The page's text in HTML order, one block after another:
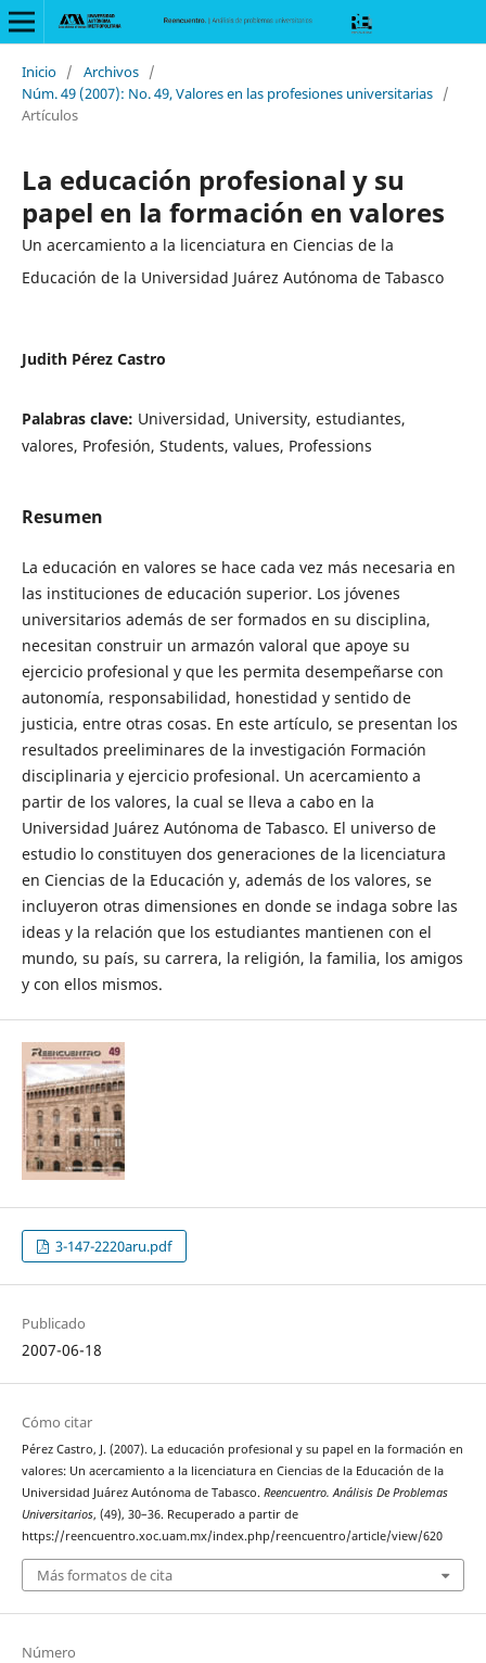
Inicio / Archivos /
Núm. 49 (2007): No. 49, Valores en las profesiones universitarias /
Artículos
La educación profesional y su
papel en la formación en valores
Un acercamiento a la licenciatura en Ciencias de la
Educación de la Universidad Juárez Autónoma de Tabasco
Judith Pérez Castro
Palabras clave: Universidad, University, estudiantes,
valores, Profesión, Students, values, Professions
Resumen
La educación en valores se hace cada vez más necesaria en
las instituciones de educación superior. Los jóvenes
universitarios además de ser formados en su disciplina,
necesitan construir un armazón valoral que apoye su
ejercicio profesional y que les permita desempeñarse con
autonomía, responsabilidad, honestidad y sentido de
justicia, entre otras cosas. En este artículo, se presentan los
resultados preeliminares de la investigación Formación
disciplinaria y ejercicio profesional. Un acercamiento a
partir de los valores, la cual se lleva a cabo en la
Universidad Juárez Autónoma de Tabasco. El universo de
estudio lo constituyen dos generaciones de la licenciatura
en Ciencias de la Educación y, además de los valores, se
incluyeron otras dimensiones en donde se indaga sobre las
ideas y la relación que los estudiantes mantienen con el
mundo, su país, su carrera, la religión, la familia, los amigos
y con ellos mismos.
3-147-2220aru.pdf
Publicado
2007-06-18
Cómo citar
Pérez Castro, J. (2007). La educación profesional y su papel en la formación en
valores: Un acercamiento a la licenciatura en Ciencias de la Educación de la
Universidad Juárez Autónoma de Tabasco. Reencuentro. Análisis De Problemas
Universitarios, (49), 30–36. Recuperado a partir de
https://reencuentro.xoc.uam.mx/index.php/reencuentro/article/view/620
Más formatos de cita
Número